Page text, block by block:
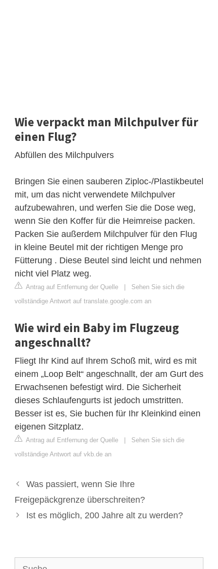
Wie verpackt man Milchpulver für
einen Flug?
Abfüllen des Milchpulvers
Bringen Sie einen sauberen Ziploc-/Plastikbeutel
mit, um das nicht verwendete Milchpulver
aufzubewahren, und werfen Sie die Dose weg,
wenn Sie den Koffer für die Heimreise packen.
Packen Sie außerdem Milchpulver für den Flug
in kleine Beutel mit der richtigen Menge pro
Fütterung . Diese Beutel sind leicht und nehmen
nicht viel Platz weg.
Antrag auf Entfernung der Quelle | Sehen Sie sich die
vollständige Antwort auf translate.google.com an
Wie wird ein Baby im Flugzeug
angeschnallt?
Fliegt Ihr Kind auf Ihrem Schoß mit, wird es mit
einem „Loop Belt“ angeschnallt, der am Gurt des
Erwachsenen befestigt wird. Die Sicherheit
dieses Schlaufengurts ist jedoch umstritten.
Besser ist es, Sie buchen für Ihr Kleinkind einen
eigenen Sitzplatz.
Antrag auf Entfernung der Quelle | Sehen Sie sich die
vollständige Antwort auf vkb.de an
Was passiert, wenn Sie Ihre
Freigepäckgrenze überschreiten?
Ist es möglich, 200 Jahre alt zu werden?